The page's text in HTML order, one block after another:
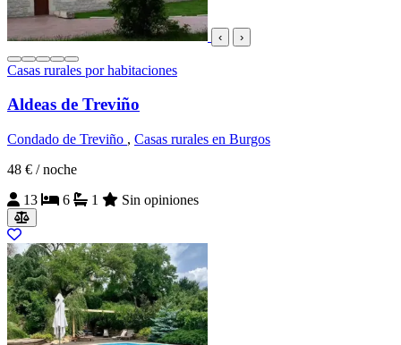
‹ ›
Casas rurales por habitaciones
Aldeas de Treviño
Condado de Treviño , Casas rurales en Burgos
48 € / noche
13
6 1 Sin opiniones